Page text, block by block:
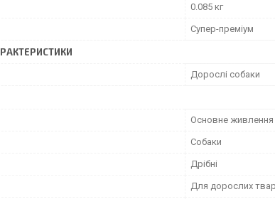
0.085 кг
Супер-преміум
Дорослі собаки
Основне живлення
Собаки
Дрібні
Для дорослих